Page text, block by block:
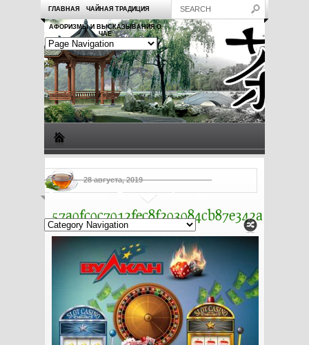
ГЛАВНАЯ ЧАЙНАЯ ТРАДИЦИЯ
АФОРИЗМЫ И ВЫСКАЗЫВАНИЯ О
ЧАЕ
Рецепты с чаем Полезные свойства чая
28 августа, 2019
57a0fc0c7012fec8f203084cb87e342a